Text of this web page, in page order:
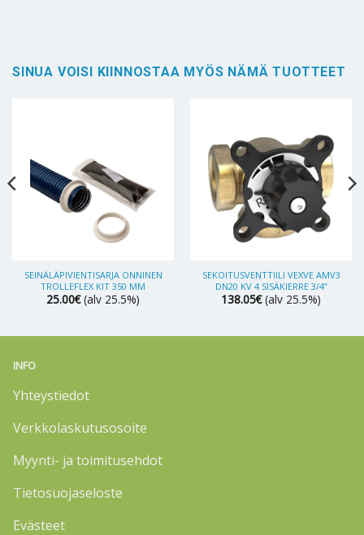
SINUA VOISI KIINNOSTAA MYÖS NÄMÄ TUOTTEET
SEINÄLÄPIVIENTISARJA ONNINEN
TROLLEFLEX KIT 350 MM
25.00€ (alv 25.5%)
SEKOITUSVENTTIILI VEXVE AMV3
DN20 KV 4 SISÄKIERRE 3/4”
138.05€ (alv 25.5%)
INFO
Yhteystiedot
Verkkolaskutusosoite
Myynti- ja toimitusehdot
Tietosuojaseloste
Evästeet